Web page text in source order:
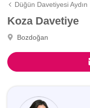
Düğün Davetiyesi Aydın
Koza Davetiye
Bozdoğan